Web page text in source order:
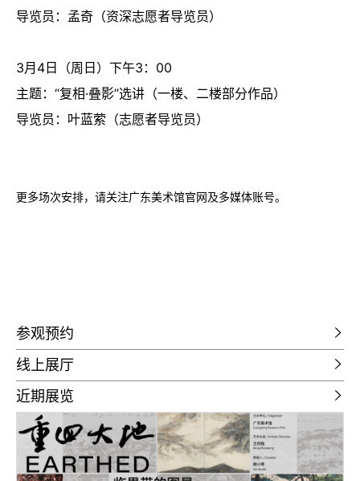
导览员：孟奇（资深志愿者导览员）
3月4日（周日）下午3：00
主题：“复相·叠影”选讲（一楼、二楼部分作品）
导览员：叶蓝萦（志愿者导览员）
更多场次安排，请关注广东美术馆官网及多媒体账号。
参观预约
线上展厅
近期展览